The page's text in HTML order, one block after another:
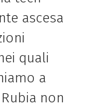
ascesa
quali
a
non